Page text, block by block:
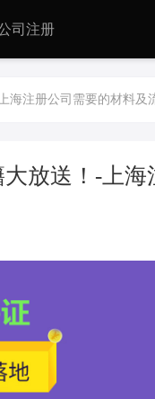
司注册
海注册公司需要的材料及
放送！-上